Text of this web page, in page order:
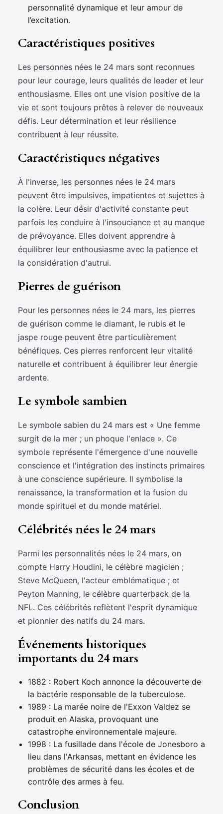
personnalité dynamique et leur amour de
l’excitation.
Caractéristiques positives
Les personnes nées le 24 mars sont reconnues
pour leur courage, leurs qualités de leader et leur
enthousiasme. Elles ont une vision positive de la
vie et sont toujours prêtes à relever de nouveaux
défis. Leur détermination et leur résilience
contribuent à leur réussite.
Caractéristiques négatives
À l'inverse, les personnes nées le 24 mars
peuvent être impulsives, impatientes et sujettes à
la colère. Leur désir d'activité constante peut
parfois les conduire à l'insouciance et au manque
de prévoyance. Elles doivent apprendre à
équilibrer leur enthousiasme avec la patience et
la considération d'autrui.
Pierres de guérison
Pour les personnes nées le 24 mars, les pierres
de guérison comme le diamant, le rubis et le
jaspe rouge peuvent être particulièrement
bénéfiques. Ces pierres renforcent leur vitalité
naturelle et contribuent à équilibrer leur énergie
ardente.
Le symbole sambien
Le symbole sabien du 24 mars est « Une femme
surgit de la mer ; un phoque l'enlace ». Ce
symbole représente l'émergence d'une nouvelle
conscience et l'intégration des instincts primaires
à une conscience supérieure. Il symbolise la
renaissance, la transformation et la fusion du
monde spirituel et du monde matériel.
Célébrités nées le 24 mars
Parmi les personnalités nées le 24 mars, on
compte Harry Houdini, le célèbre magicien ;
Steve McQueen, l'acteur emblématique ; et
Peyton Manning, le célèbre quarterback de la
NFL. Ces célébrités reflètent l'esprit dynamique
et pionnier des natifs du 24 mars.
Événements historiques
importants du 24 mars
1882 : Robert Koch annonce la découverte de
la bactérie responsable de la tuberculose.
1989 : La marée noire de l'Exxon Valdez se
produit en Alaska, provoquant une
catastrophe environnementale majeure.
1998 : La fusillade dans l'école de Jonesboro a
lieu dans l'Arkansas, mettant en évidence les
problèmes de sécurité dans les écoles et de
contrôle des armes à feu.
Conclusion